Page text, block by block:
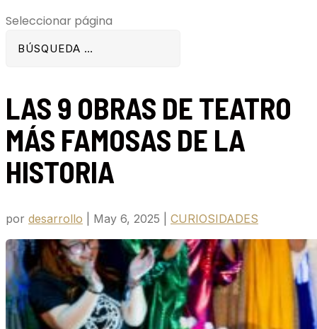
Seleccionar página
LAS 9 OBRAS DE TEATRO
MÁS FAMOSAS DE LA
HISTORIA
por desarrollo May 6, 2025 CURIOSIDADES